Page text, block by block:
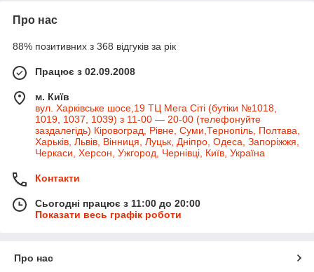
Про нас
88% позитивних з 368 відгуків за рік
Працює з 02.09.2008
м. Київ
вул. Харківське шосе,19 ТЦ Мега Сіті (бутіки №1018,
1019, 1037, 1039) з 11-00 — 20-00 (телефонуйте
заздалегідь) Кіровоград, Рівне, Суми,Тернопіль, Полтава,
Харьків, Львів, Вінниця, Луцьк, Дніпро, Одеса, Запоріжжя,
Черкаси, Херсон, Ужгород, Чернівці, Київ, Україна
Контакти
Сьогодні працює з 11:00 до 20:00
Показати весь графік роботи
Про нас